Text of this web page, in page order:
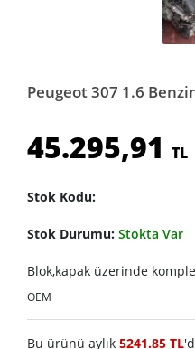
Peugeot 307 1.6
45.295,91 TL
Stok Kodu:
Stok Durumu: Stokta Var
Blok,kapak üzerinde
OEM
Bu ürünü aylık 5241.85 TL